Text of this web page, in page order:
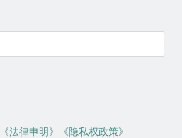
《法律申明》 《隐私权政策》